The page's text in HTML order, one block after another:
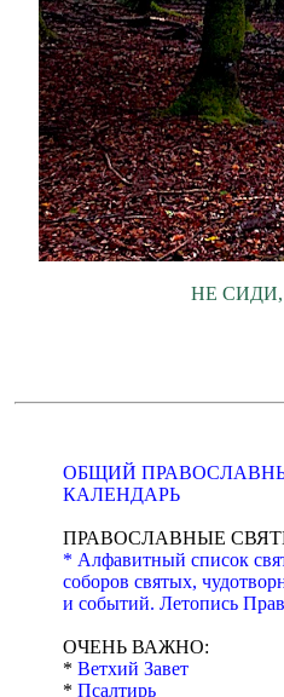
НЕ
ОБЩИЙ
КАЛЕНДАРЬ
ПРАВОСЛАВНЫЕ
* Алфавитный список
соборов святых,
и событий. Летопись
ОЧЕНЬ ВАЖНО:
* Ветхий Завет
* Псалтирь